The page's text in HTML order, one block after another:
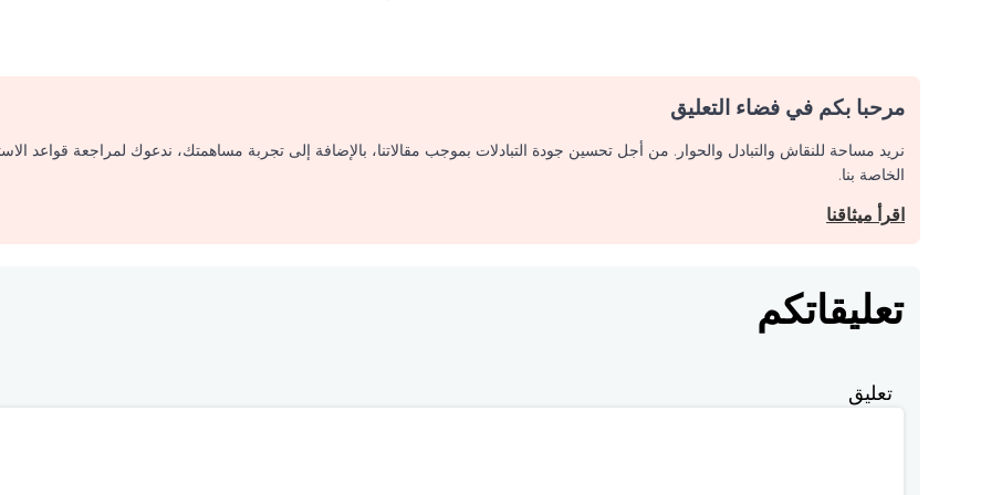
مرحبا بكم في فضاء التعليق
نريد مساحة للنقاش والتبادل والحوار. من أجل تحسين جودة التبادلات بموجب مقالاتنا، بالإضافة إلى تجربة مساهمتك، ندعوك لمراجعة قواعد
الخاصة بنا.
اقرأ ميثاقنا
تعليقاتكم
تعليق